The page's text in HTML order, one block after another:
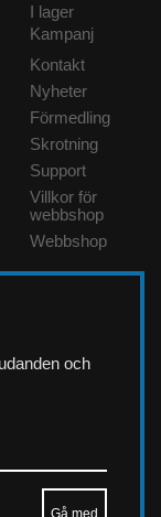
I lager
Kampanj
Kontakt
Nyheter
Förmedling
Skrotning
Support
Villkor för
webbshop
Webbshop
och